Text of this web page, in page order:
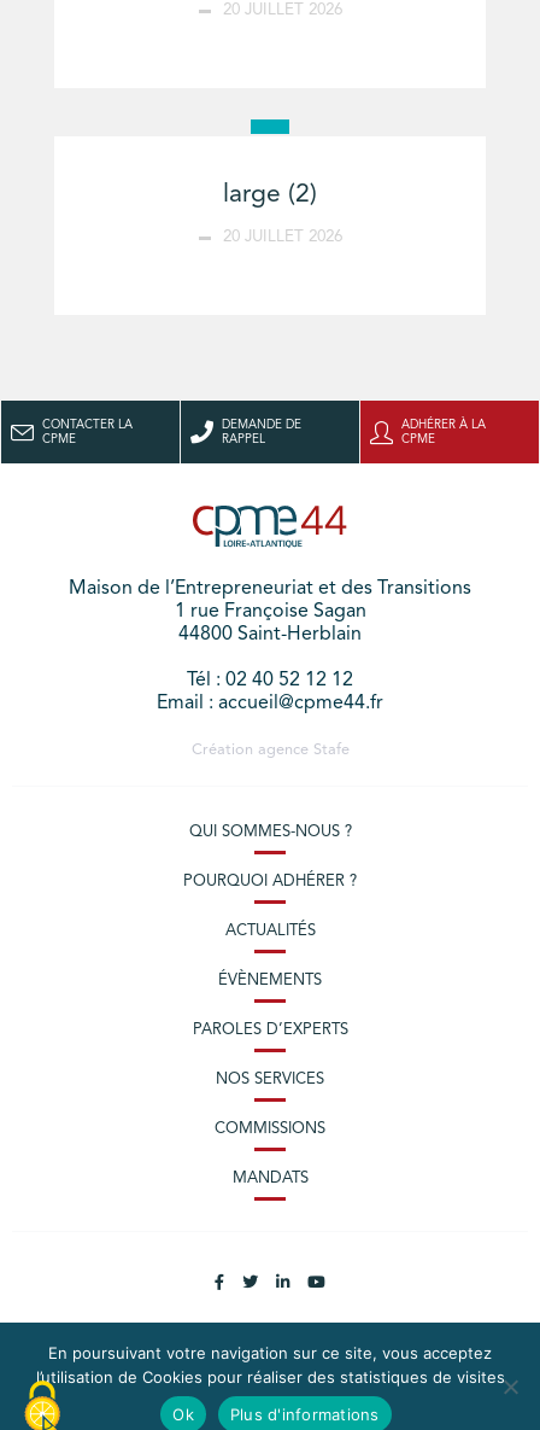
20 JUILLET 2026
large (2)
20 JUILLET 2026
CONTACTER LA
CPME
DEMANDE DE
RAPPEL
ADHÉRER À LA
CPME
Maison de l’Entrepreneuriat et des Transitions
1 rue Françoise Sagan
44800 Saint-Herblain
Tél : 02 40 52 12 12
Email : accueil@cpme44.fr
Création agence Stafe
QUI SOMMES-NOUS ?
POURQUOI ADHÉRER ?
ACTUALITÉS
ÉVÈNEMENTS
PAROLES D’EXPERTS
NOS SERVICES
COMMISSIONS
MANDATS
PLAN DU SITE
MENTIONS LÉGALES
CONTACTEZ LA CPME LOIRE-ATLANTIQUE
En poursuivant votre navigation sur ce site, vous acceptez
l’utilisation de Cookies pour réaliser des statistiques de visites
Ok
Plus d'informations